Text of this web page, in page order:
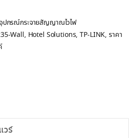
ปกรณ์กระจายสัญญาณไวไฟ
Wall, Hotel Solutions,TP-LINK, ราคา
วร์